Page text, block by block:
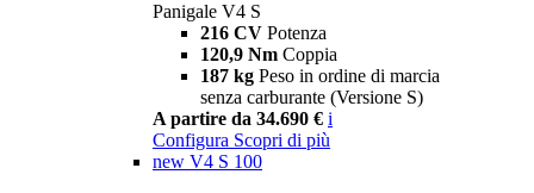
Panigale V4 S
216 CV Potenza
120,9 Nm Coppia
187 kg Peso in ordine di marcia
senza carburante (Versione S)
A partire da 34.690 € i
Configura Scopri di più
new V4 S 100